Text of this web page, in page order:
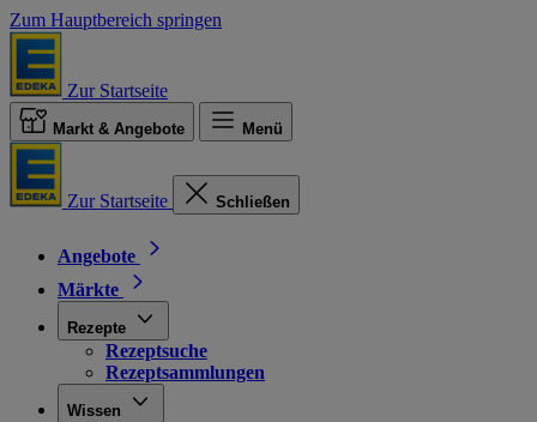
Zum Hauptbereich springen
Zur Startseite
Markt & Angebote Menü
Zur Startseite Schließen
Angebote
Märkte
Rezepte
Rezeptsuche
Rezeptsammlungen
Wissen